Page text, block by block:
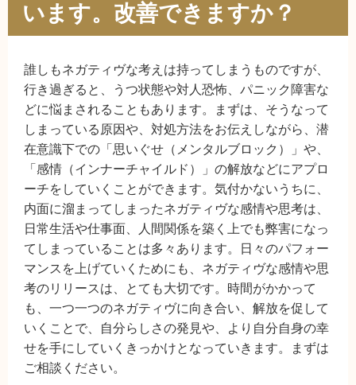
います。改善できますか？
誰しもネガティヴな考えは持ってしまうものですが、
行き過ぎると、うつ状態や対人恐怖、パニック障害な
どに悩まされることもあります。まずは、そうなって
しまっている原因や、対処方法をお伝えしながら、潜
在意識下での「思いぐせ（メンタルブロック）」や、
「感情（インナーチャイルド）」の解放などにアプロ
ーチをしていくことができます。気付かないうちに、
内面に溜まってしまったネガティヴな感情や思考は、
日常生活や仕事面、人間関係を築く上でも弊害になっ
てしまっていることは多々あります。日々のパフォー
マンスを上げていくためにも、ネガティヴな感情や思
考のリリースは、とても大切です。時間がかかって
も、一つ一つのネガティヴに向き合い、解放を促して
いくことで、自分らしさの発見や、より自分自身の幸
せを手にしていくきっかけとなっていきます。まずは
ご相談ください。